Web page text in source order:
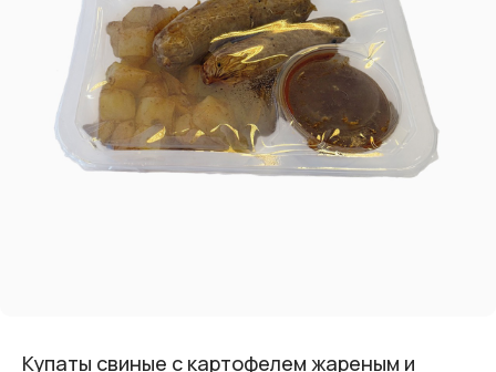
Купаты свиные с картофелем жареным и